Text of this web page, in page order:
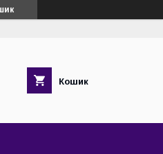
Кошик